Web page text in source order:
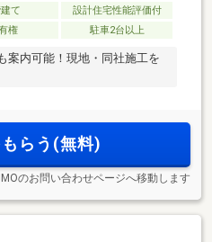
て
設計住宅性能評価付
権 駐車2台以上
案内可能！現地・同社施工を
らう(無料)
のお問い合わせページへ移動します